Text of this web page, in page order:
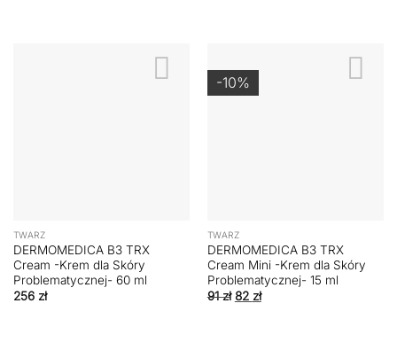
TWARZ
DERMOMEDICA B3 TRX
Cream -Krem dla Skóry
Problematycznej- 60 ml
256 zł
-10%
TWARZ
DERMOMEDICA B3 TRX
Cream Mini -Krem dla Skóry
Problematycznej- 15 ml
91zł Pierwotna
cena
82 złAktualna
cena